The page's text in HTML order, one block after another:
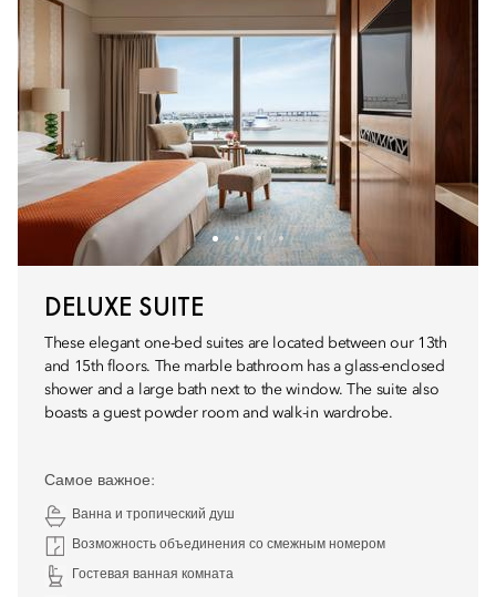
DELUXE SUITE
These elegant one-bed suites are located between our 13th
and 15th floors. The marble bathroom has a glass-enclosed
shower and a large bath next to the window. The suite also
boasts a guest powder room and walk-in wardrobe.
Самое важное:
Ванна и тропический душ
Возможность объединения со смежным номером
Гостевая ванная комната